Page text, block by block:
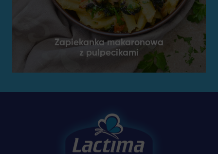
Zapiekanka makaronowa
z pulpecikami